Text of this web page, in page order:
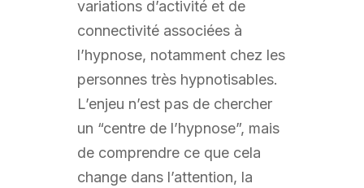
variations d’activité et de
connectivité associées à
l’hypnose, notamment chez les
personnes très hypnotisables.
L’enjeu n’est pas de chercher
un “centre de l’hypnose”, mais
de comprendre ce que cela
change dans l’attention, la